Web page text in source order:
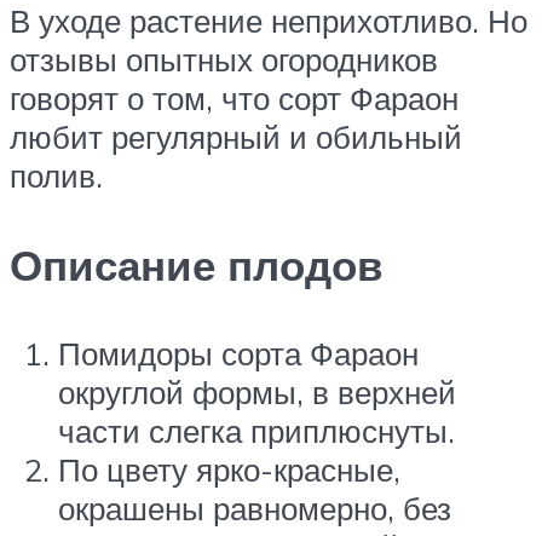
В уходе растение неприхотливо. Но
отзывы опытных огородников
говорят о том, что сорт Фараон
любит регулярный и обильный
полив.
Описание плодов
Помидоры сорта Фараон
округлой формы, в верхней
части слегка приплюснуты.
По цвету ярко-красные,
окрашены равномерно, без